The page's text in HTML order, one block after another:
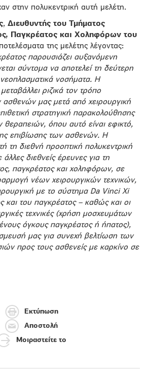
στην πολυκεντρική αυτή μελέτη.
, Διευθυντής του Τμήματος
Παγκρέατος και Χοληφόρων του
της μελέτης λέγοντας:
παρουσιάζει αυξανόμενη
σύντομα να αποτελεί τη δεύτερη
νεοπλασματικά νοσήματα. Η
ριζικά τον τρόπο
μας μετά από χειρουργική
στρατηγική παρακολούθησης
όπου αυτό είναι εφικτό,
επιβίωσης των ασθενών. Η
τη διεθνή προοπτική πολυκεντρική
διεθνείς έρευνες για τη
παγκρέατος και χοληφόρων, σε
νέων χειρουργικών τεχνικών,
με το σύστημα Da Vinci Xi
και του παγκρέατος – καθώς και οι
τεχνικές (χρήση μοσχευμάτων
όγκους παγκρέατος ή ήπατος),
μας για συνεχή βελτίωση των
προς τους ασθενείς με καρκίνο σε
Εκτύπωση
Αποστολή
Μοιραστείτε το